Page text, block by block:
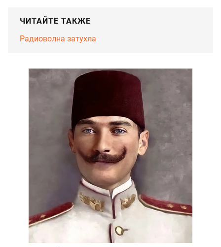
ЧИТАЙТЕ ТАКЖЕ
Радиоволна затухла